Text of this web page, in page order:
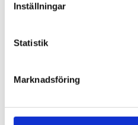
Inställningar
Statistik
Marknadsföring